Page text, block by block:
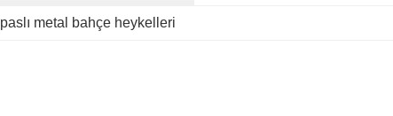
paslı metal bahçe heykelleri